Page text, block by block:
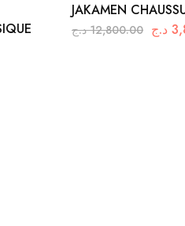
JAKAMEN
12,800.00 د.ج د.ج